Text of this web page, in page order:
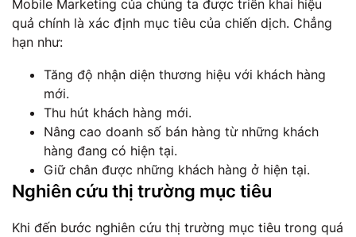
Mobile Marketing của chúng ta được triển khai hiệu
quả chính là xác định mục tiêu của chiến dịch. Chẳng
hạn như:
Tăng độ nhận diện thương hiệu với khách hàng
mới.
Thu hút khách hàng mới.
Nâng cao doanh số bán hàng từ những khách
hàng đang có hiện tại.
Giữ chân được những khách hàng ở hiện tại.
Nghiên cứu thị trường mục tiêu
Khi đến bước nghiên cứu thị trường mục tiêu trong quá